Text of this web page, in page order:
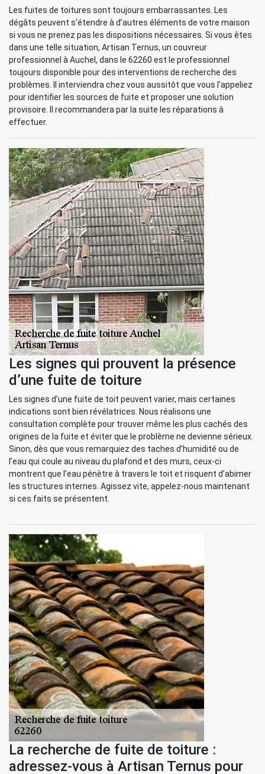
Les fuites de toitures sont toujours embarrassantes. Les
dégâts peuvent s’étendre à d’autres éléments de votre maison
si vous ne prenez pas les dispositions nécessaires. Si vous êtes
dans une telle situation, Artisan Ternus, un couvreur
professionnel à Auchel, dans le 62260 est le professionnel
toujours disponible pour des interventions de recherche des
problèmes. Il interviendra chez vous aussitôt que vous l’appeliez
pour identifier les sources de fuite et proposer une solution
provisoire. Il recommandera par la suite les réparations à
effectuer.
Les signes qui prouvent la présence
d’une fuite de toiture
Les signes d’une fuite de toit peuvent varier, mais certaines
indications sont bien révélatrices. Nous réalisons une
consultation complète pour trouver même les plus cachés des
origines de la fuite et éviter que le problème ne devienne sérieux.
Sinon, dès que vous remarquiez des taches d’humidité ou de
l’eau qui coule au niveau du plafond et des murs, ceux-ci
montrent que l’eau pénètre à travers le toit et risquent d’abimer
les structures internes. Agissez vite, appelez-nous maintenant
si ces faits se présentent.
La recherche de fuite de toiture :
adressez-vous à Artisan Ternus pour